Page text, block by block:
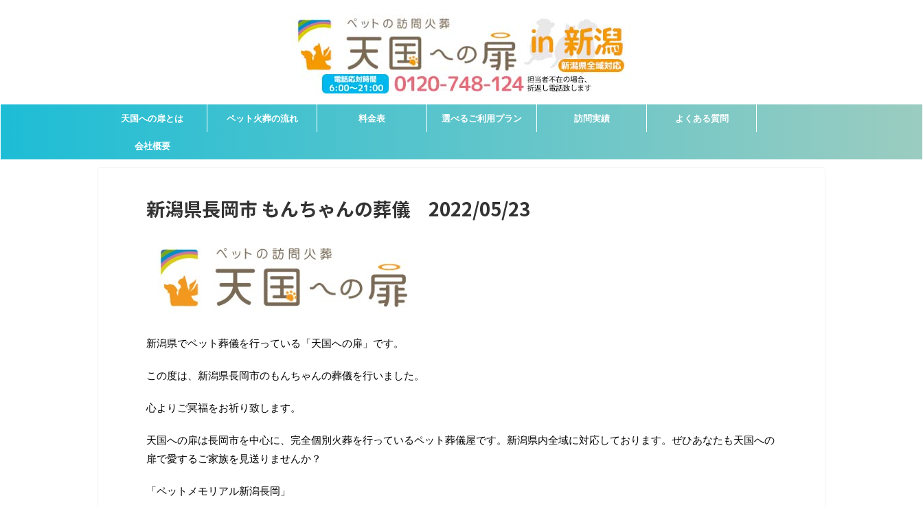
天国への扉とは ペット火葬の流れ 料金表 選べるご利用プラン 訪問実績 よくある質問
会社概要
新潟県長岡市 もんちゃんの葬儀 2022/05/23
新潟県でペット葬儀を行っている「天国への扉」です。
この度は、新潟県長岡市のもんちゃんの葬儀を行いました。
心よりご冥福をお祈り致します。
天国への扉は長岡市を中心に、完全個別火葬を行っているペット葬儀屋です。新潟県内全域に対応しております。ぜひあなたも天国への
扉で愛するご家族を見送りませんか？
「ペットメモリアル新潟長岡」